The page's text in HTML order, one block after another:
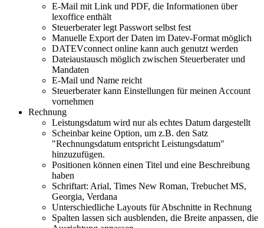
E-Mail mit Link und PDF, die Informationen über
lexoffice enthält
Steuerberater legt Passwort selbst fest
Manuelle Export der Daten im Datev-Format möglich
DATEVconnect online kann auch genutzt werden
Dateiaustausch möglich zwischen Steuerberater und
Mandaten
E-Mail und Name reicht
Steuerberater kann Einstellungen für meinen Account
vornehmen
Rechnung
Leistungsdatum wird nur als echtes Datum dargestellt
Scheinbar keine Option, um z.B. den Satz
"Rechnungsdatum entspricht Leistungsdatum"
hinzuzufügen.
Positionen können einen Titel und eine Beschreibung
haben
Schriftart: Arial, Times New Roman, Trebuchet MS,
Georgia, Verdana
Unterschiedliche Layouts für Abschnitte in Rechnung
Spalten lassen sich ausblenden, die Breite anpassen, die